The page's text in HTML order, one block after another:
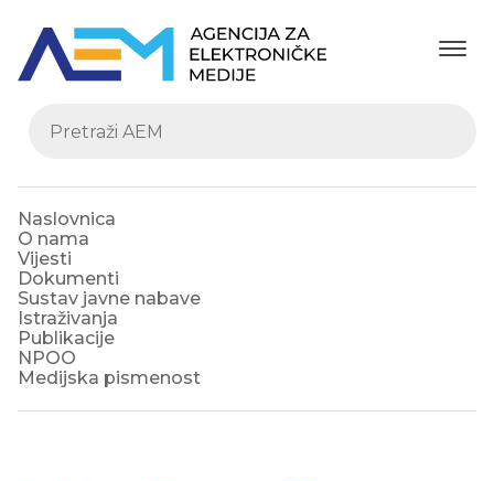
Naslovnica
O nama
Vijesti
Dokumenti
Sustav javne nabave
Istraživanja
Publikacije
NPOO
Medijska pismenost